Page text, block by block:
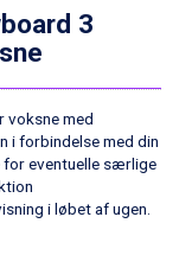
3
voksne med
i forbindelse med din
for eventuelle særlige
i løbet af ugen.